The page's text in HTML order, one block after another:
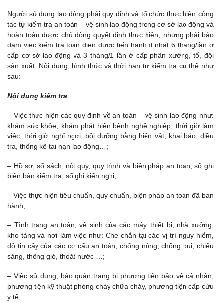
Người sử dụng lao động phải quy định và tổ chức thực hiện công
tác tự kiểm tra an toàn – vệ sinh lao động trong cơ sở lao động và
hoàn toàn được chủ động quyết định thực hiện, nhưng phải bảo
đảm việc kiểm tra toàn diện được tiến hành ít nhất 6 tháng/lần ở
cấp cơ sở lao động và 3 tháng/1 lần ở cấp phân xưởng, tổ, đội
sản xuất. Nội dung, hình thức và thời hạn tự kiểm tra cụ thể như
sau:
Nội dung kiểm tra
– Việc thực hiện các quy định về an toàn – vệ sinh lao động như:
khám sức khỏe, khám phát hiện bệnh nghề nghiệp; thời giờ làm
việc, thời giờ nghỉ ngơi, bồi dưỡng bằng hiện vật, khai báo, điều
tra, thống kê tai nạn lao động…;
– Hồ sơ, sổ sách, nội quy, quy trình và biện pháp an toàn, sổ ghi
biên bản kiểm tra, sổ ghi kiến nghị;
– Việc thực hiện tiêu chuẩn, quy chuẩn, biện pháp an toàn đã ban
hành;
– Tình trạng an toàn, vệ sinh của các máy, thiết bị, nhà xưởng,
kho tàng và nơi làm việc như: Che chắn tại các vị trí nguy hiểm,
độ tin cậy của các cơ cấu an toàn, chống nóng, chống bụi, chiếu
sáng, thông gió, thoát nước …;
– Việc sử dụng, bảo quản trang bị phương tiện bảo vệ cá nhân,
phương tiện kỹ thuật phòng cháy chữa cháy, phương tiện cấp cứu
y tế;